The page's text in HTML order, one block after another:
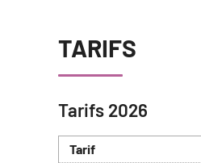
TARIFS
Tarifs 2026
Tarif